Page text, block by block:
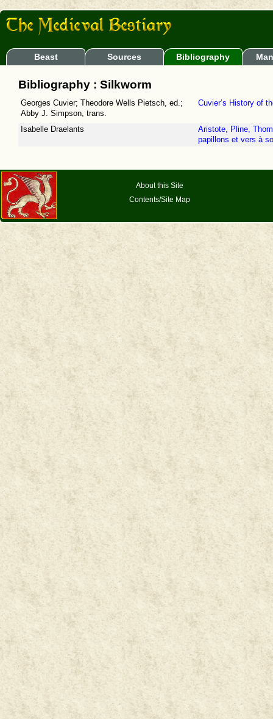
Beast Sources Bibliography
Bibliography : Silkworm
Georges Cuvier; Theodore Wells Pietsch, ed.;
Abby J. Simpson, trans.
Cuvier’s History of
Isabelle Draelants
Aristote, Pline,
papillons et vers à
About this Site
Contents/Site Map